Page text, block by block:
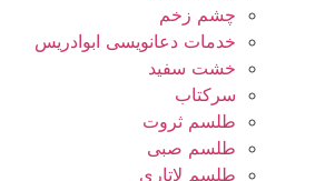
چشم زخم
خدمات دعانویسی ابوادریس
خشت سفید
سرکتاب
طلسم ثروت
طلسم صبی
طلسم لاتاری